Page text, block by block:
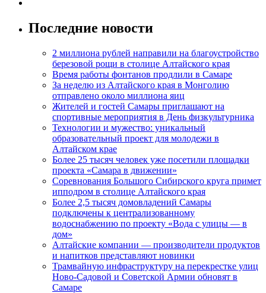
Последние новости
2 миллиона рублей направили на благоустройство
березовой рощи в столице Алтайского края
Время работы фонтанов продлили в Самаре
За неделю из Алтайского края в Монголию
отправлено около миллиона яиц
Жителей и гостей Самары приглашают на
спортивные мероприятия в День физкультурника
Технологии и мужество: уникальный
образовательный проект для молодежи в
Алтайском крае
Более 25 тысяч человек уже посетили площадки
проекта «Самара в движении»
Соревнования Большого Сибирского круга примет
ипподром в столице Алтайского края
Более 2,5 тысяч домовладений Самары
подключены к централизованному
водоснабжению по проекту «Вода с улицы — в
дом»
Алтайские компании — производители продуктов
и напитков представляют новинки
Трамвайную инфраструктуру на перекрестке улиц
Ново-Садовой и Советской Армии обновят в
Самаре